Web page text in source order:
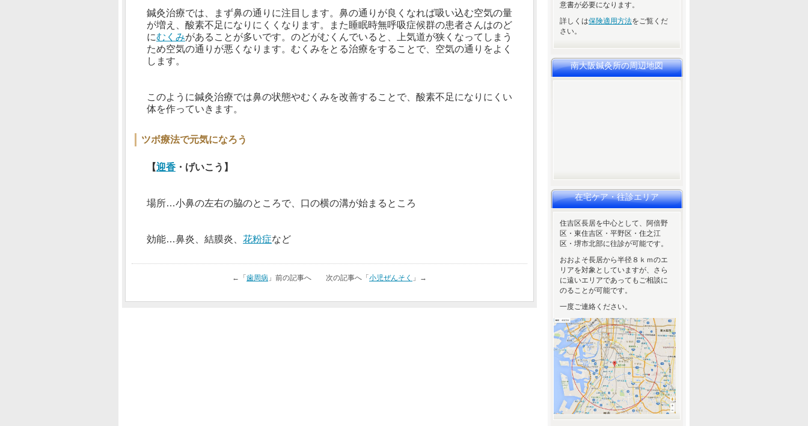
鍼灸治療では、まず鼻の通りに注目します。鼻の通りが良くなれば吸い込む空気の量
が増え、酸素不足になりにくくなります。また睡眠時無呼吸症候群の患者さんはのど
にむくみがあることが多いです。のどがむくんでいると、上気道が狭くなってしまう
ため空気の通りが悪くなります。むくみをとる治療をすることで、空気の通りをよく
します。
このように鍼灸治療では鼻の状態やむくみを改善することで、酸素不足になりにくい
体を作っていきます。
ツボ療法で元気になろう
【迎香 ・げいこう】
場所…小鼻の左右の脇のところで、口の横の溝が始まるところ
効能…鼻炎、結膜炎、 花粉症など
←「 歯周病 」前の記事へ 次の記事へ「 小児ぜんそく 」→
意書が必要になります。
詳しくは保険適用方法をご覧くだ
さい。
南大阪鍼灸所の周辺地図
在宅ケア・往診エリア
住吉区長居を中心として、阿倍野
区・東住吉区・平野区・住之江
区・堺市北部に往診が可能です。
おおよそ長居から半径８ｋｍのエ
リアを対象としていますが、さら
に遠いエリアであってもご相談に
のることが可能です。
一度ご連絡ください。